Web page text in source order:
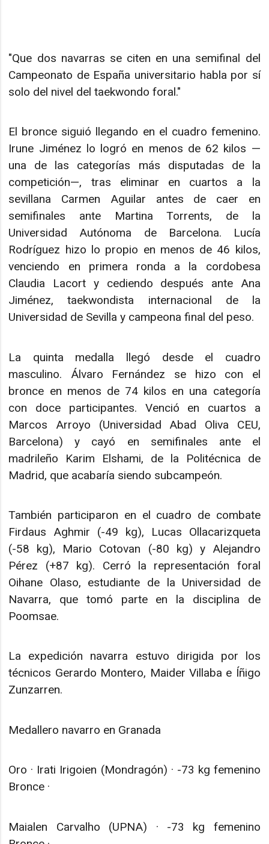
"Que dos navarras se citen en una semifinal del
Campeonato de España universitario habla por sí
solo del nivel del taekwondo foral."
El bronce siguió llegando en el cuadro femenino.
Irune Jiménez lo logró en menos de 62 kilos —
una de las categorías más disputadas de la
competición—, tras eliminar en cuartos a la
sevillana Carmen Aguilar antes de caer en
semifinales ante Martina Torrents, de la
Universidad Autónoma de Barcelona. Lucía
Rodríguez hizo lo propio en menos de 46 kilos,
venciendo en primera ronda a la cordobesa
Claudia Lacort y cediendo después ante Ana
Jiménez, taekwondista internacional de la
Universidad de Sevilla y campeona final del peso.
La quinta medalla llegó desde el cuadro
masculino. Álvaro Fernández se hizo con el
bronce en menos de 74 kilos en una categoría
con doce participantes. Venció en cuartos a
Marcos Arroyo (Universidad Abad Oliva CEU,
Barcelona) y cayó en semifinales ante el
madrileño Karim Elshami, de la Politécnica de
Madrid, que acabaría siendo subcampeón.
También participaron en el cuadro de combate
Firdaus Aghmir (-49 kg), Lucas Ollacarizqueta
(-58 kg), Mario Cotovan (-80 kg) y Alejandro
Pérez (+87 kg). Cerró la representación foral
Oihane Olaso, estudiante de la Universidad de
Navarra, que tomó parte en la disciplina de
Poomsae.
La expedición navarra estuvo dirigida por los
técnicos Gerardo Montero, Maider Villaba e Íñigo
Zunzarren.
Medallero navarro en Granada
Oro · Irati Irigoien (Mondragón) · -73 kg femenino
Bronce ·
Maialen Carvalho (UPNA) · -73 kg femenino